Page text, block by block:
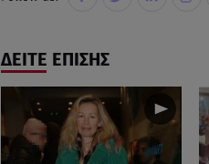
ΔΕΙΤΕ ΕΠΙΣΗΣ